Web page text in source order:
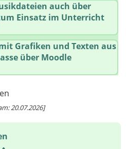
20.07.2026]
auch über
Einsatz im Unterricht
Grafiken und Texten aus
über Moodle